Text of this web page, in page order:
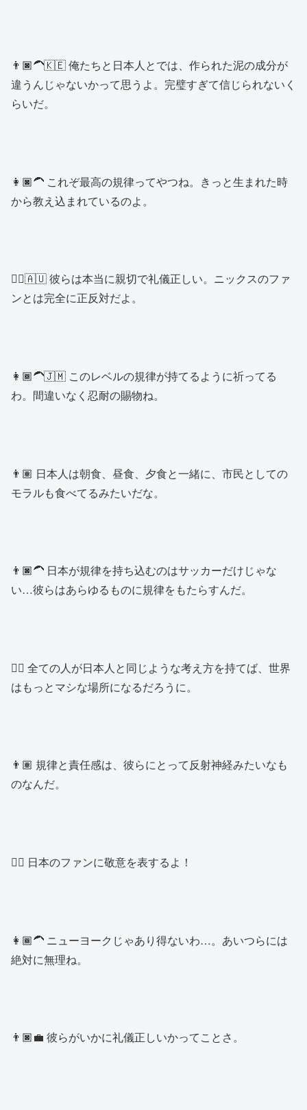
👨🏿‍🦱🇰🇪 俺たちと日本人とでは、作られた泥の成分が
違うんじゃないかって思うよ。完璧すぎて信じられないく
らいだ。
👩🏿‍🦱 これぞ最高の規律ってやつね。きっと生まれた時
から教え込まれているのよ。
👱‍♂️🇦🇺 彼らは本当に親切で礼儀正しい。ニックスのファ
ンとは完全に正反対だよ。
👩🏾‍🦱🇯🇲 このレベルの規律が持てるように祈ってる
わ。間違いなく忍耐の賜物ね。
👨🏽 日本人は朝食、昼食、夕食と一緒に、市民としての
モラルも食べてるみたいだな。
👨🏿‍🦱 日本が規律を持ち込むのはサッカーだけじゃな
い…彼らはあらゆるものに規律をもたらすんだ。
👱‍♂️ 全ての人が日本人と同じような考え方を持てば、世界
はもっとマシな場所になるだろうに。
👨🏽 規律と責任感は、彼らにとって反射神経みたいなも
のなんだ。
👱‍♂️ 日本のファンに敬意を表するよ！
👩🏾‍🦱 ニューヨークじゃあり得ないわ…。あいつらには
絶対に無理ね。
👨🏿‍💼 彼らがいかに礼儀正しいかってことさ。